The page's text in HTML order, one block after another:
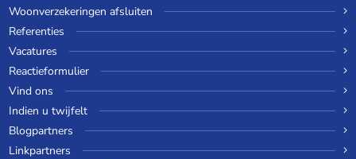
Woonverzekeringen afsluiten
Referenties
Vacatures
Reactieformulier
Vind ons
Indien u twijfelt
Blogpartners
Linkpartners